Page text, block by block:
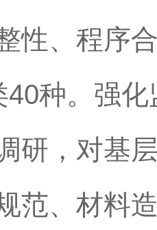
性、程序
40种。强
研，对基
范、材料